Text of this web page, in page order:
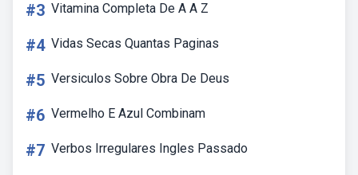
#3 Vitamina Completa De A A Z
#4 Vidas Secas Quantas Paginas
#5 Versiculos Sobre Obra De Deus
#6 Vermelho E Azul Combinam
#7 Verbos Irregulares Ingles Passado